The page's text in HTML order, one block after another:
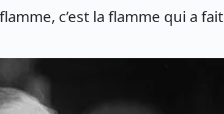
c’est la flamme qui a fait